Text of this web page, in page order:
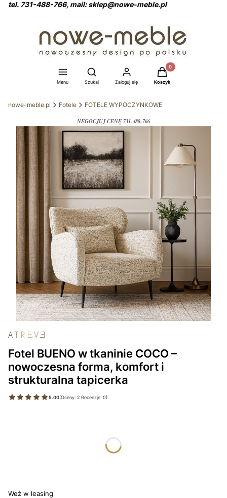
tel. 731-488-766, mail: sklep@nowe-meble.pl
Menu
Otwórz wyszukiwarkę
Szukaj Zaloguj się
Produkty w koszyku:
Koszyk
nowe-meble.pl Fotele FOTELE WYPOCZYNKOWE
NEGOCJUJ CENĘ 731-488-766
Fotel BUENO w tkaninie COCO –
nowoczesna forma, komfort i
strukturalna tapicerka
5.00(Oceny: 2 Recenzje: 0)
Weź w leasing